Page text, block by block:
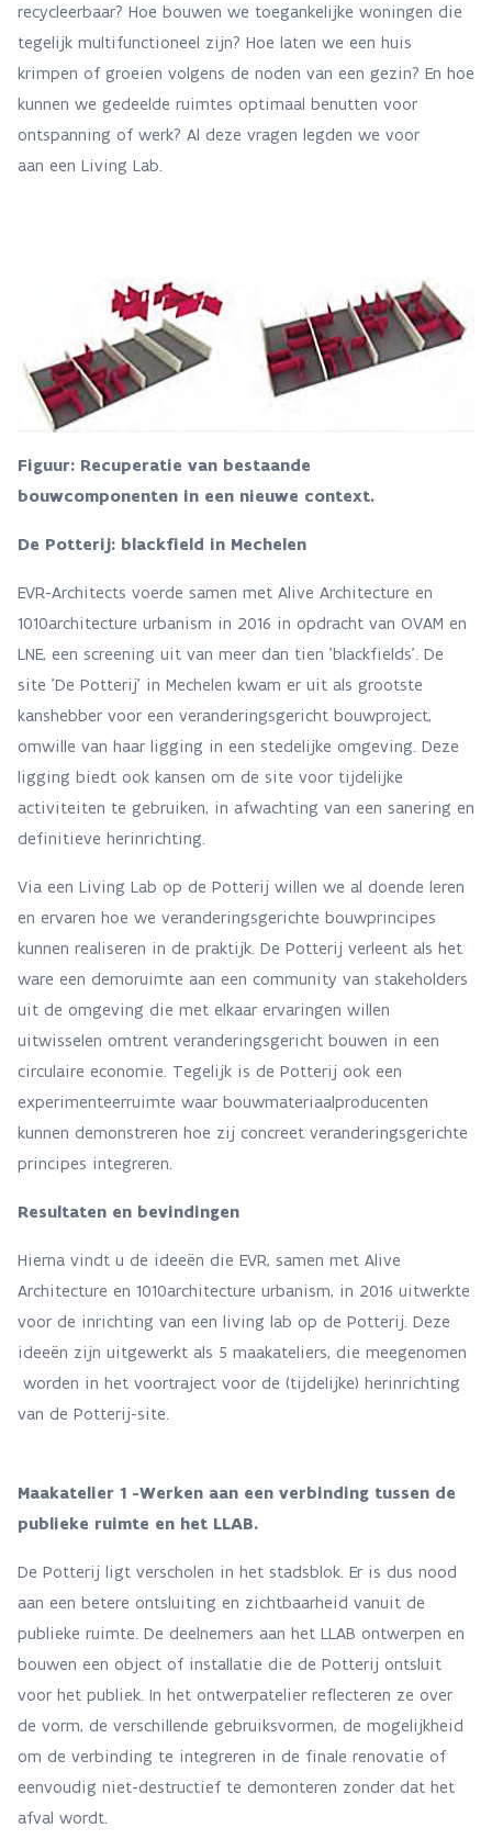
recycleerbaar? Hoe bouwen we toegankelijke woningen die
tegelijk multifunctioneel zijn? Hoe laten we een huis
krimpen of groeien volgens de noden van een gezin? En hoe
kunnen we gedeelde ruimtes optimaal benutten voor
ontspanning of werk? Al deze vragen legden we voor
aan een Living Lab.
Figuur: Recuperatie van bestaande
bouwcomponenten in een nieuwe context.
De Potterij: blackfield in Mechelen
EVR-Architects voerde samen met Alive Architecture en
1010architecture urbanism in 2016 in opdracht van OVAM en
LNE, een screening uit van meer dan tien 'blackfields'. De
site 'De Potterij' in Mechelen kwam er uit als grootste
kanshebber voor een veranderingsgericht bouwproject,
omwille van haar ligging in een stedelijke omgeving. Deze
ligging biedt ook kansen om de site voor tijdelijke
activiteiten te gebruiken, in afwachting van een sanering en
definitieve herinrichting.
Via een Living Lab op de Potterij willen we al doende leren
en ervaren hoe we veranderingsgerichte bouwprincipes
kunnen realiseren in de praktijk. De Potterij verleent als het
ware een demoruimte aan een community van stakeholders
uit de omgeving die met elkaar ervaringen willen
uitwisselen omtrent veranderingsgericht bouwen in een
circulaire economie. Tegelijk is de Potterij ook een
experimenteerruimte waar bouwmateriaalproducenten
kunnen demonstreren hoe zij concreet veranderingsgerichte
principes integreren.
Resultaten en bevindingen
Hierna vindt u de ideeën die EVR, samen met Alive
Architecture en 1010architecture urbanism, in 2016 uitwerkte
voor de inrichting van een living lab op de Potterij. Deze
ideeën zijn uitgewerkt als 5 maakateliers, die meegenomen
worden in het voortraject voor de (tijdelijke) herinrichting
van de Potterij-site.
Maakatelier 1 -Werken aan een verbinding tussen de
publieke ruimte en het LLAB.
De Potterij ligt verscholen in het stadsblok. Er is dus nood
aan een betere ontsluiting en zichtbaarheid vanuit de
publieke ruimte. De deelnemers aan het LLAB ontwerpen en
bouwen een object of installatie die de Potterij ontsluit
voor het publiek. In het ontwerpatelier reflecteren ze over
de vorm, de verschillende gebruiksvormen, de mogelijkheid
om de verbinding te integreren in de finale renovatie of
eenvoudig niet-destructief te demonteren zonder dat het
afval wordt.